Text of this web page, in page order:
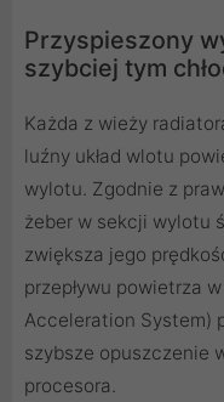
Przyspieszony
szybciej tym
Każda z wieży
luźny układ wlotu
wylotu. Zgodnie z
żeber w sekcji wylotu
zwiększa jego
przepływu powietrza
Acceleration System)
szybsze opuszczenie
procesora.